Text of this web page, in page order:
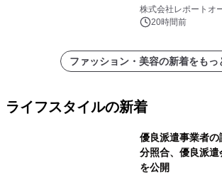
代ヘルスケア投資
株式会社レポートオ
20時間前
ファッション・美容の新着をもっ
ライフスタイルの新着
優良派遣事業者
分照合、優良派
を公開